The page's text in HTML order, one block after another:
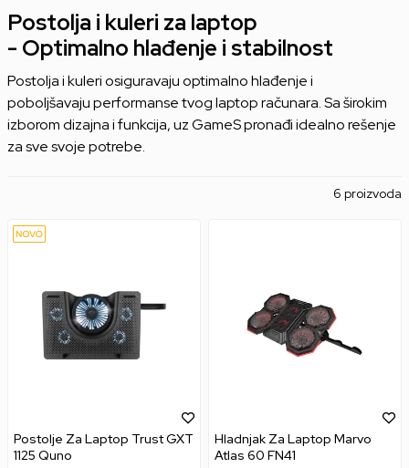
Postolja i kuleri za laptop
- Optimalno hlađenje i stabilnost
Postolja i kuleri osiguravaju optimalno hlađenje i
poboljšavaju performanse tvog laptop računara. Sa širokim
izborom dizajna i funkcija, uz GameS pronađi idealno rešenje
za sve svoje potrebe.
6 proizvoda
Postolje Za Laptop Trust GXT
1125 Quno
Hladnjak Za Laptop Marvo
Atlas 60 FN41